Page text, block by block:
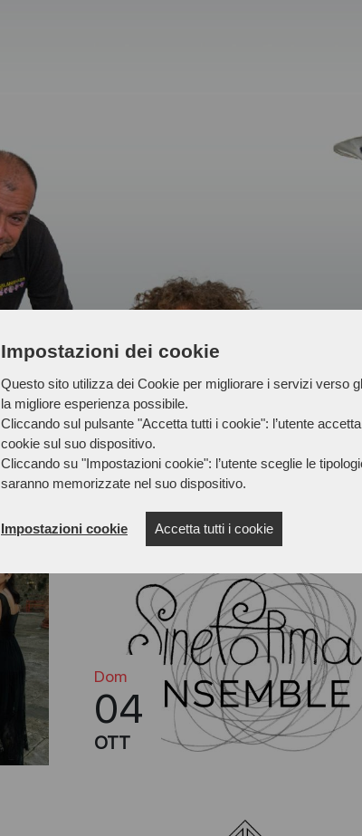
Impostazioni dei cookie
Questo sito utilizza dei Cookie per migliorare i servizi verso
la migliore esperienza possibile.
Cliccando sul pulsante "Accetta tutti i cookie": l’utente
cookie sul suo dispositivo.
Cliccando su "Impostazioni cookie": l’utente sceglie le
saranno memorizzate nel suo dispositivo.
Impostazioni cookie Accetta tutti i cookie
Dom
04
OTT